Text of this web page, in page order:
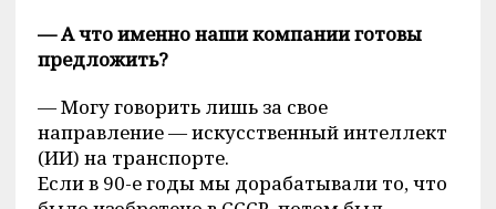
— А что именно наши компании готовы
предложить?
— Могу говорить лишь за свое
направление — искусственный интеллект
(ИИ) на транспорте.
Если в 90-е годы мы дорабатывали то, что